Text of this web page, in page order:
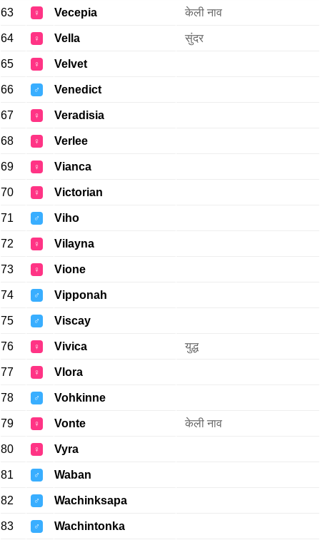
63 ♀ Vecepia केली नाव
64 ♀ Vella सुंदर
65 ♀ Velvet
66 ♂ Venedict
67 ♀ Veradisia
68 ♀ Verlee
69 ♀ Vianca
70 ♀ Victorian
71 ♂ Viho
72 ♀ Vilayna
73 ♀ Vione
74 ♂ Vipponah
75 ♂ Viscay
76 ♀ Vivica युद्ध
77 ♀ Vlora
78 ♂ Vohkinne
79 ♀ Vonte केली नाव
80 ♀ Vyra
81 ♂ Waban
82 ♂ Wachinksapa
83 ♂ Wachintonka